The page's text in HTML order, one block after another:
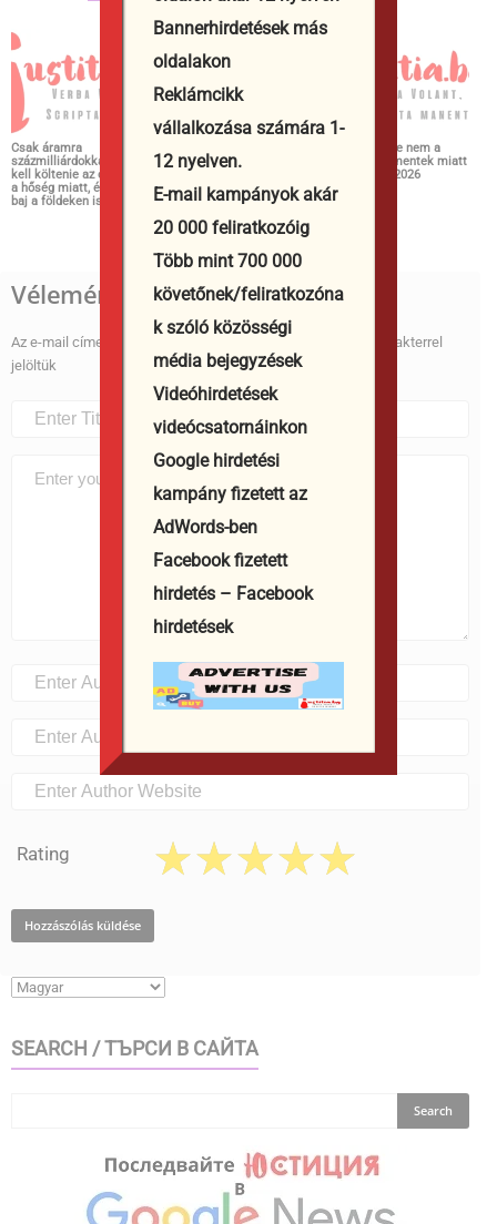
Csak áramra
százmilliárdokkal többet
kell költenie az országnak
a hőség miatt, és nagy a
baj a földeken is 2026
home office-stratégiák
2026
Ariana Grande nem a
negatív kommentek miatt
vonul vissza 2026
Vélemény, hozzászólás?
Az e-mail címet nem tesszük közzé. A kötelező mezőket
karakterrel
jelöltük
Rating
SEARCH / ТЪРСИ В САЙТА
Bannerhirdetések más
oldalakon
Reklámcikk
vállalkozása számára 1-
12 nyelven.
E-mail kampányok akár
20 000 feliratkozóig
Több mint 700 000
követőnek/feliratkozóna
k szóló közösségi
média bejegyzések
Videóhirdetések
videócsatornáinkon
Google hirdetési
kampány fizetett az
AdWords-ben
Facebook fizetett
hirdetés – Facebook
hirdetések